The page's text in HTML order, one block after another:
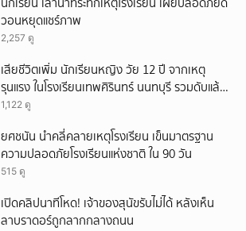
วอนหยุดแชร์ภาพ
2,257 ดู
เสียชีวิตเพิ่ม นักเรียนหญิง วัย 12 ปี จากเหตุ
รุนแรง ในโรงเรียนเทพศิรินทร์ นนทบุรี รวมดับแล้ว
9 ราย
1,122 ดู
ยศชนัน นำคลี่คลายเหตุโรงเรียน เข็นมาตรฐาน
ความปลอดภัยโรงเรียนแห่งชาติ ใน 90 วัน
515 ดู
เปิดคลิปนาทีโหด! เจ้าของสุนัขรับไม่ได้ หลังเห็น
ลาบราดอร์ถูกลากกลางถนน